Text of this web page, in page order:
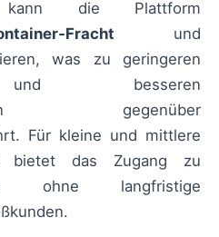
kann die Plattform
und
was zu geringeren
und besseren
gegenüber
Für kleine und mittlere
bietet das Zugang zu
ohne langfristige